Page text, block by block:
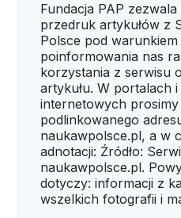
Fundacja PAP zezwala
przedruk artykułów z
Polsce pod warunkiem
poinformowania nas
korzystania z serwisu
artykułu. W portalach
internetowych prosimy
podlinkowanego
naukawpolsce.pl, a w
adnotacji: Źródło:
naukawpolsce.pl.
dotyczy: informacji z
wszelkich fotografii i